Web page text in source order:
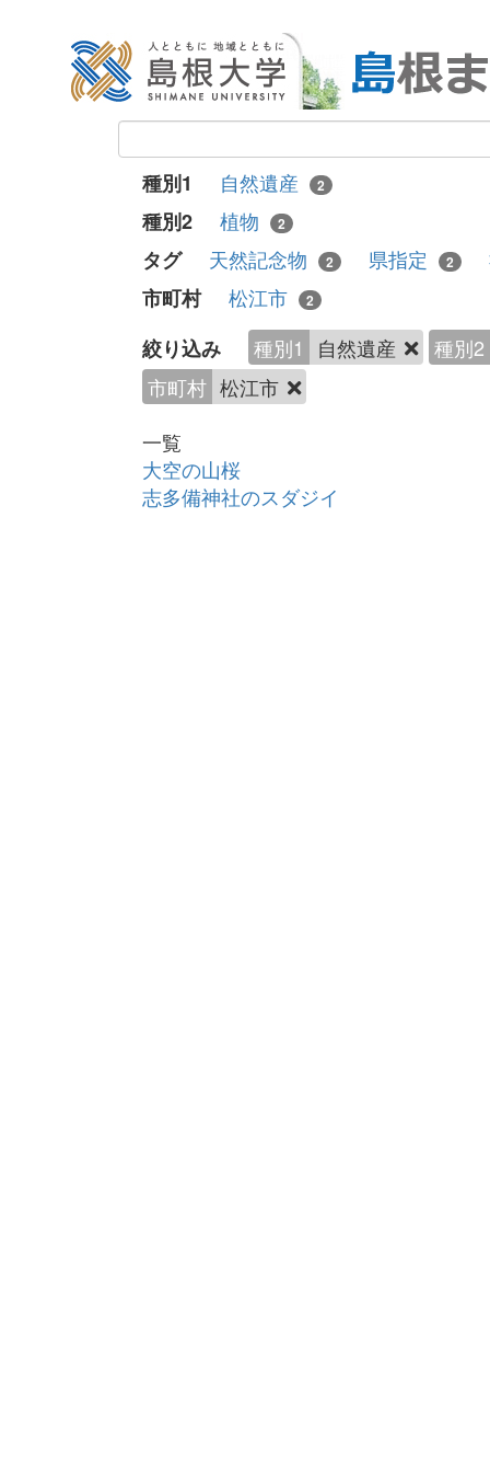
種別1 自然遺産 2
種別2 植物 2
タグ 天然記念物 2 県指定 2
市町村
松江市 2
絞り込み 種別1 自然遺産
種別2
市町村 松江市
一覧
大空の山桜
志多備神社のスダジイ